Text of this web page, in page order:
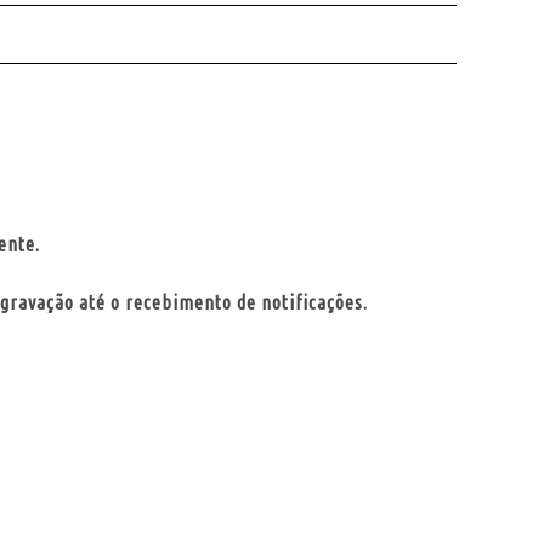
até o recebimento de notificações.